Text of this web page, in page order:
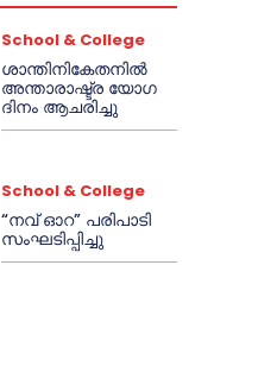
School & College
ശാന്തിനികേതനിൽ
അന്താരാഷ്ട്ര യോഗ
ദിനം ആചരിച്ചു
School & College
“നവ് ഓറ” പരിപാടി
സംഘടിപ്പിച്ചു